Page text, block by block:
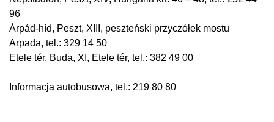
96
Árpád-híd, Peszt, XIII, peszteński przyczółek mostu
Arpada, tel.: 329 14 50
Etele tér, Buda, XI, Etele tér, tel.: 382 49 00
Informacja autobusowa, tel.: 219 80 80